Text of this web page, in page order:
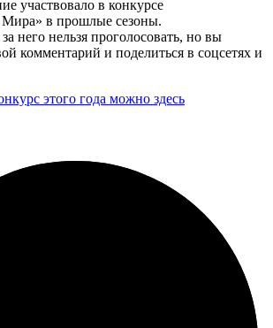
участвовало в конкурсе
в прошлые сезоны.
него нельзя проголосовать, но вы
комментарий и поделиться в соцсетях и
этого года можно здесь